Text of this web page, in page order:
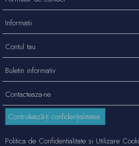
Contacteaza-ne
Informatii
Contul tau
Buletin informativ
Controlează-ți confidențialitatea
Politica de Confidentialitate si Utilizare